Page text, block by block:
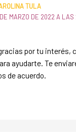
TULA
MARZO DE 2022 A LAS
por tu interés,
ayudarte. Te
de acuerdo.